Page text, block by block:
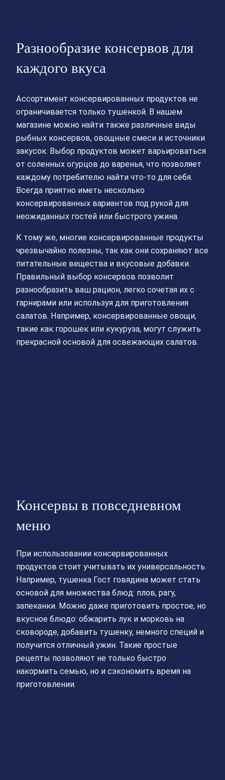
Разнообразие консервов для
каждого вкуса
Ассортимент консервированных продуктов не
ограничивается только тушенкой. В нашем
магазине можно найти также различные виды
рыбных консервов, овощные смеси и источники
закусок. Выбор продуктов может варьироваться
от соленных огурцов до варенья, что позволяет
каждому потребителю найти что-то для себя.
Всегда приятно иметь несколько
консервированных вариантов под рукой для
неожиданных гостей или быстрого ужина.
К тому же, многие консервированные продукты
чрезвычайно полезны, так как они сохраняют все
питательные вещества и вкусовые добавки.
Правильный выбор консервов позволит
разнообразить ваш рацион, легко сочетая их с
гарнирами или используя для приготовления
салатов. Например, консервированные овощи,
такие как горошек или кукуруза, могут служить
прекрасной основой для освежающих салатов.
Консервы в повседневном
меню
При использовании консервированных
продуктов стоит учитывать их универсальность.
Например, тушенка Гост говядина может стать
основой для множества блюд: плов, рагу,
запеканки. Можно даже приготовить простое, но
вкусное блюдо: обжарить лук и морковь на
сковороде, добавить тушенку, немного специй и
получится отличный ужин. Такие простые
рецепты позволяют не только быстро
накормить семью, но и сэкономить время на
приготовлении.